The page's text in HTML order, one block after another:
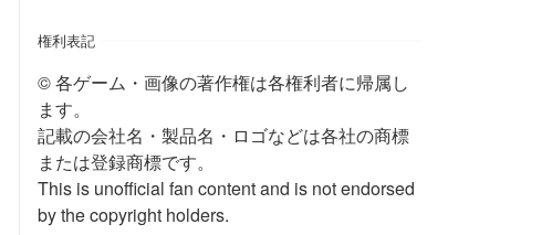
権利表記
© 各ゲーム・画像の著作権は各権利者に帰属し
ます。
記載の会社名・製品名・ロゴなどは各社の商標
または登録商標です。
This is unofficial fan content and is not endorsed
by the copyright holders.